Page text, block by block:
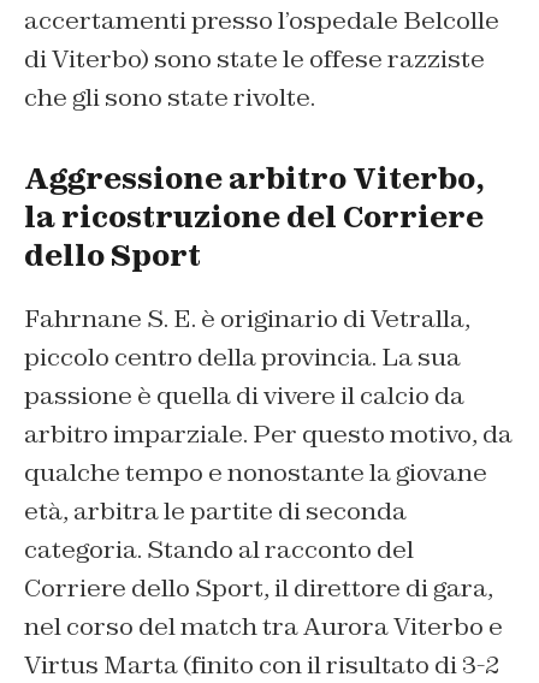
accertamenti presso l’ospedale Belcolle
di Viterbo) sono state le offese razziste
che gli sono state rivolte.
Aggressione arbitro Viterbo,
la ricostruzione del Corriere
dello Sport
Fahrnane S. E. è originario di Vetralla,
piccolo centro della provincia. La sua
passione è quella di vivere il calcio da
arbitro imparziale. Per questo motivo, da
qualche tempo e nonostante la giovane
età, arbitra le partite di seconda
categoria. Stando al racconto del
Corriere dello Sport, il direttore di gara,
nel corso del match tra Aurora Viterbo e
Virtus Marta (finito con il risultato di 3-2